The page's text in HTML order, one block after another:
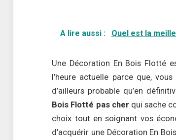
A lire aussi : Quel est la
Une Décoration En Bois Flotté
l’heure actuelle parce que,
d’ailleurs probable qu’en
Bois Flotté pas cher qui sache
choix tout en soignant vos
d’acquérir une Décoration En